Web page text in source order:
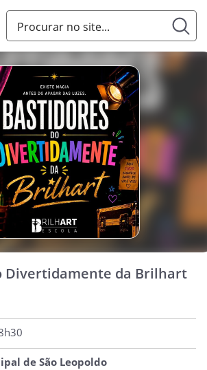
Divertidamente da Brilhart
de São Leopoldo